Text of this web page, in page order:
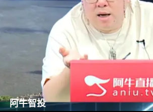
阿牛智投